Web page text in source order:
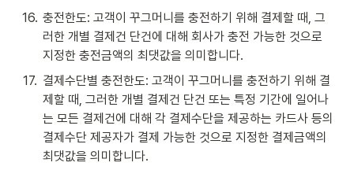
16. 충전한도: 고객이 꾸그머니를 충전하기 위해 결제할 때, 그
러한 개별 결제건 단건에 대해 회사가 충전 가능한 것으로
지정한 충전금액의 최댓값을 의미합니다.
17. 결제수단별 충전한도: 고객이 꾸그머니를 충전하기 위해 결
제할 때, 그러한 개별 결제건 단건 또는 특정 기간에 일어나
는 모든 결제건에 대해 각 결제수단을 제공하는 카드사 등의
결제수단 제공자가 결제 가능한 것으로 지정한 결제금액의
최댓값을 의미합니다.